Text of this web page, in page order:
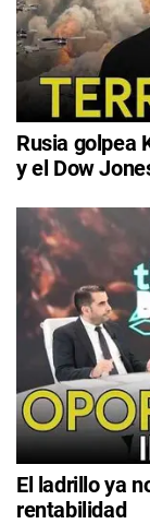
Rusia golpea
y el Dow
El ladrillo ya
rentabilidad